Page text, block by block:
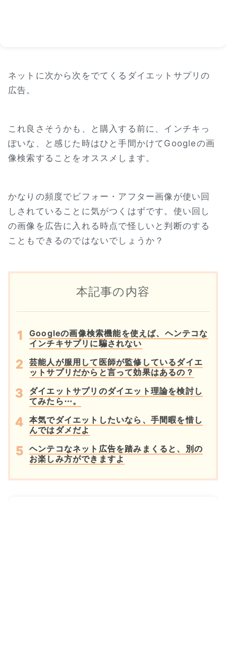
ネットに次から次をでてくるダイエットサプリの
広告。
これ良さそうかも、と購入する前に、インチキっ
ぽいな、と感じた時はひと手間かけてGoogleの画
像検索することをオススメします。
かなりの頻度でビフォー・アフター画像が使い回
しされていることに気がつくはずです。使い回し
の画像を広告に入れる時点で怪しいと判断のする
こともできるのではないでしょうか？
本記事の内容
Googleの画像検索機能を使えば、ヘンテコな
インチキサプリに騙されない
芸能人が服用して医師が監修しているダイエ
ットサプリだからと言って効果はあるの？
ダイエットサプリのダイエット理論を検討し
てみたら⋯。
本気でダイエットしたいなら、手間暇を惜し
んではダメだよ
ヘンテコなネット広告を踏みまくると、別の
お楽しみ方ができますよ